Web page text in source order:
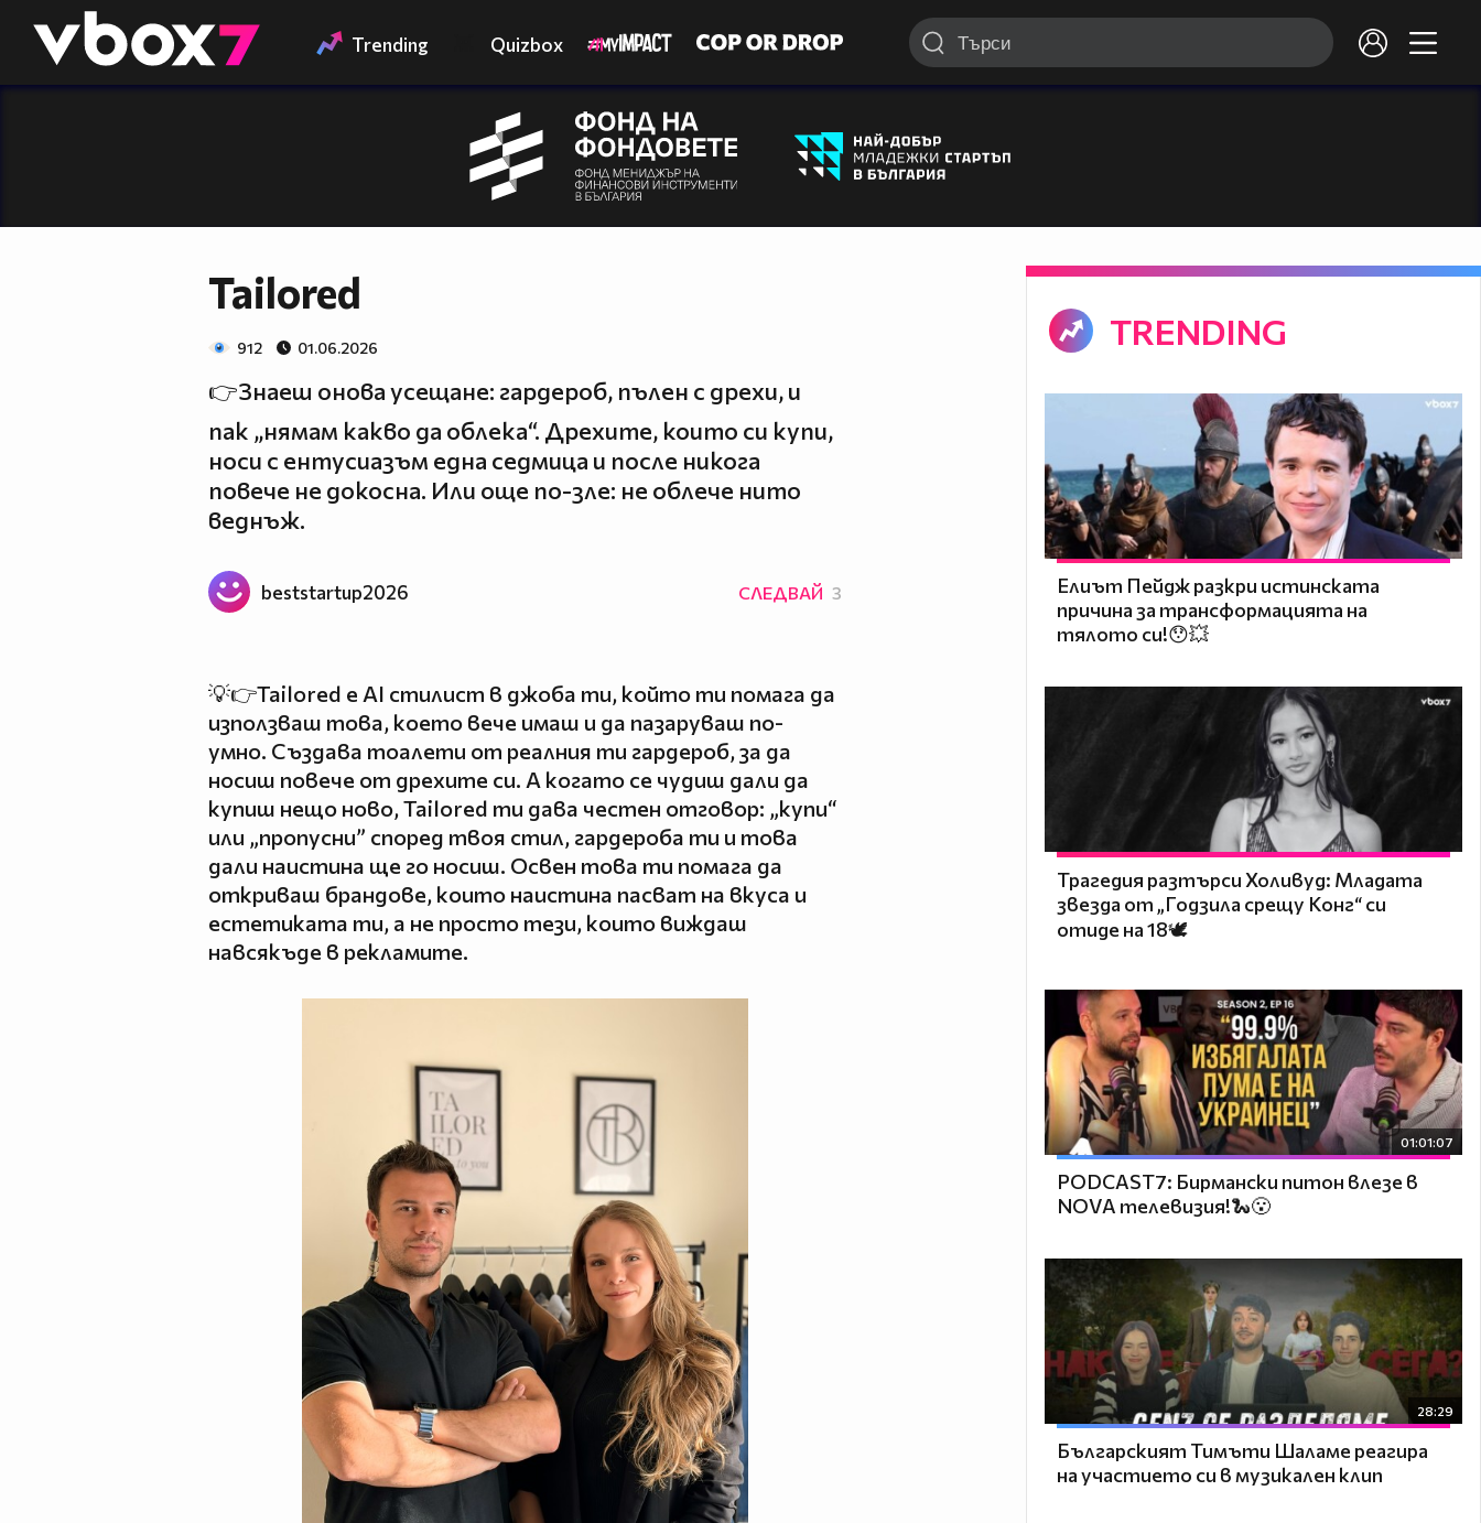
👾 Trending Quizbox
Tailored
912 01.06.2026
👉Знаеш онова усещане: гардероб, пълен с дрехи, и
пак „нямам какво да облека“. Дрехите, които си купи,
носи с ентусиазъм една седмица и после никога
повече не докосна. Или още по-зле: не облече нито
веднъж.
beststartup2026 СЛЕДВАЙ 3
💡👉Tailored е AI стилист в джоба ти, който ти помага да
използваш това, което вече имаш и да пазаруваш по-
умно. Създава тоалети от реалния ти гардероб, за да
носиш повече от дрехите си. А когато се чудиш дали да
купиш нещо ново, Tailored ти дава честен отговор: „купи“
или „пропусни” според твоя стил, гардероба ти и това
дали наистина ще го носиш. Освен това ти помага да
откриваш брандове, които наистина пасват на вкуса и
естетиката ти, а не просто тези, които виждаш
навсякъде в рекламите.
TRENDING
Елиът Пейдж разкри истинската
причина за трансформацията на
тялото си!😯💥
Трагедия разтърси Холивуд: Младата
звезда от „Годзила срещу Конг“ си
отиде на 18🕊️
01:01:07
PODCAST7: Бирмански питон влезе в
NOVA телевизия!🐍😮
28:29
Българският Тимъти Шаламе реагира
на участието си в музикален клип